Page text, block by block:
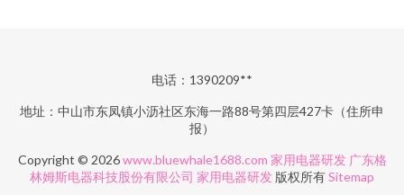
电话：1390209**
地址：中山市东凤镇小沥社区东海一路88号第四层427卡（住所申
报）
Copyright © 2026www.bluewhale1688.com 家用电器研发 广东格
林姆斯电器科技股份有限公司 家用电器研发 版权所有Sitemap